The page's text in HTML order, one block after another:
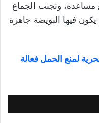
مساعدة، وتجنب الجماع
يكون فيها البويضة جاهزة
لمنع الحمل فعالة